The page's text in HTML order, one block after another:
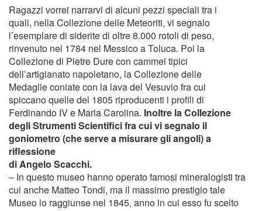
Ragazzi vorrei narrarvi di alcuni pezzi speciali tra i
quali, nella Collezione delle Meteoriti, vi segnalo
l’esemplare di siderite di oltre 8.000 rotoli di peso,
rinvenuto nel 1784 nel Messico a Toluca. Poi la
Collezione di Pietre Dure con cammei tipici
dell’artigianato napoletano, la Collezione delle
Medaglie coniate con la lava del Vesuvio fra cui
spiccano quelle del 1805 riproducenti i profili di
Ferdinando IV e Maria Carolina. Inoltre la Collezione
degli Strumenti Scientifici fra cui vi segnalo il
goniometro (che serve a misurare gli angoli) a
riflessione
di Angelo Scacchi.
– In questo museo hanno operato famosi mineralogisti tra
cui anche Matteo Tondi, ma il massimo prestigio tale
Museo lo raggiunse nel 1845, anno in cui esso fu scelto